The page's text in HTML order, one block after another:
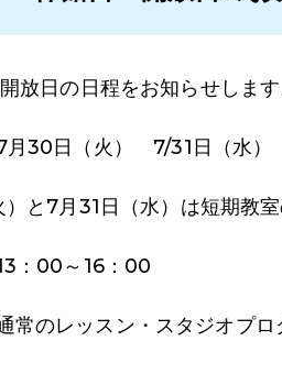
放日の日程をお知らせします
30日（火） 7/31日（水）
31日（水）は短期教室の
：00～16：00
常のレッスン・スタジオプロ